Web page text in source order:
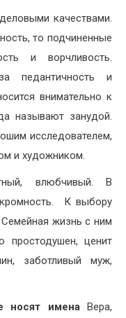
качествами.
то подчиненные
и ворчливость.
педантичность и
внимательно к
называют занудой.
исследователем,
и художником.
влюбчивый. В
К выбору
жизнь с ним
простодушен, ценит
заботливый муж,
носят именаВера,